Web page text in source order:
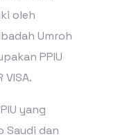
oleh
Umroh
PPIU
VISA.
yang
Saudi dan